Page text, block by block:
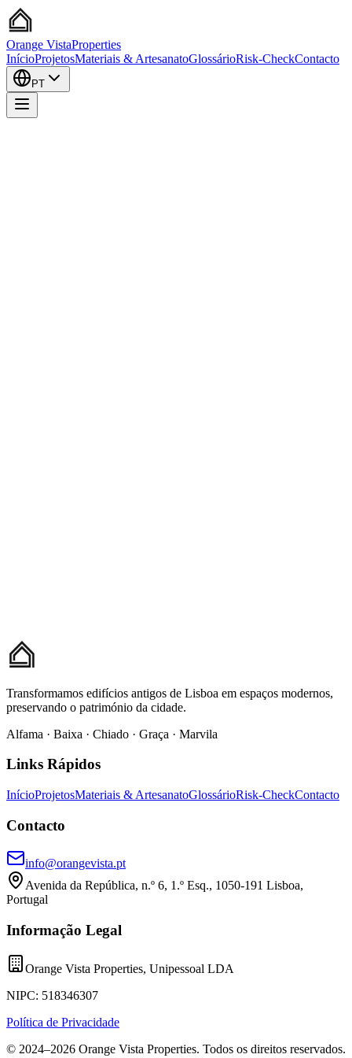
Orange VistaProperties
InícioProjetosMateriais & ArtesanatoGlossárioRisk-CheckContacto
PT
Transformamos edifícios antigos de Lisboa em espaços modernos,
preservando o património da cidade.
Alfama · Baixa · Chiado · Graça · Marvila
Links Rápidos
InícioProjetosMateriais & ArtesanatoGlossárioRisk-CheckContacto
Contacto
info@orangevista.pt
Avenida da República, n.º 6, 1.º Esq., 1050-191 Lisboa,
Portugal
Informação Legal
Orange Vista Properties, Unipessoal LDA
NIPC: 518346307
Política de Privacidade
© 2024–2026 Orange Vista Properties. Todos os direitos reservados.